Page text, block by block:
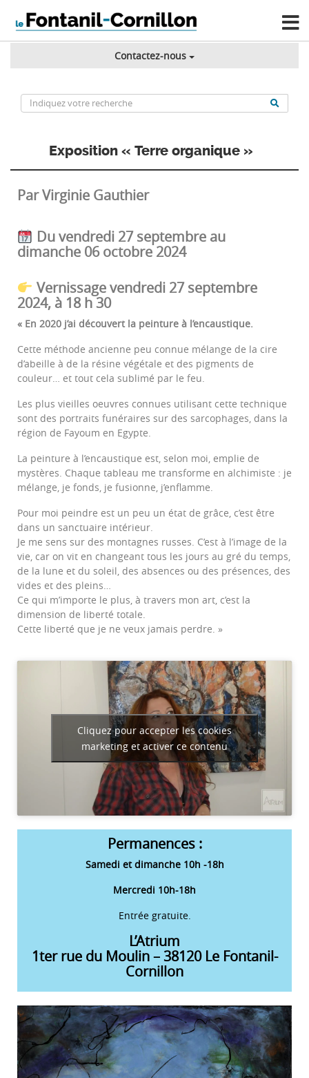
Contactez-nous
Exposition « Terre organique »
Par Virginie Gauthier
Du vendredi 27 septembre au
dimanche 06 octobre 2024
Vernissage vendredi 27 septembre
2024, à 18 h 30
« En 2020 j’ai découvert la peinture à l’encaustique.
Cette méthode ancienne peu connue mélange de la cire
d’abeille à de la résine végétale et des pigments de
couleur… et tout cela sublimé par le feu.
Les plus vieilles oeuvres connues utilisant cette technique
sont des portraits funéraires sur des sarcophages, dans la
région de Fayoum en Egypte.
La peinture à l’encaustique est, selon moi, emplie de
mystères. Chaque tableau me transforme en alchimiste : je
mélange, je fonds, je fusionne, j’enflamme.
Pour moi peindre est un peu un état de grâce, c’est être
dans un sanctuaire intérieur.
Je me sens sur des montagnes russes. C’est à l’image de la
vie, car on vit en changeant tous les jours au gré du temps,
de la lune et du soleil, des absences ou des présences, des
vides et des pleins…
Ce qui m’importe le plus, à travers mon art, c’est la
dimension de liberté totale.
Cette liberté que je ne veux jamais perdre. »
Cliquez pour accepter les cookies
marketing et activer ce contenu
Permanences :
Samedi et dimanche 10h -18h
Mercredi 10h-18h
Entrée gratuite.
L’Atrium
1ter rue du Moulin – 38120 Le Fontanil-
Cornillon